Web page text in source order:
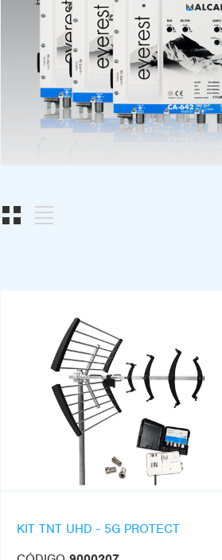
KIT TNT UHD - 5G PROTECT